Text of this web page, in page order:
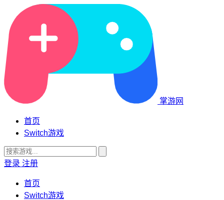
掌游网
首页
Switch游戏
登录 注册
首页
Switch游戏